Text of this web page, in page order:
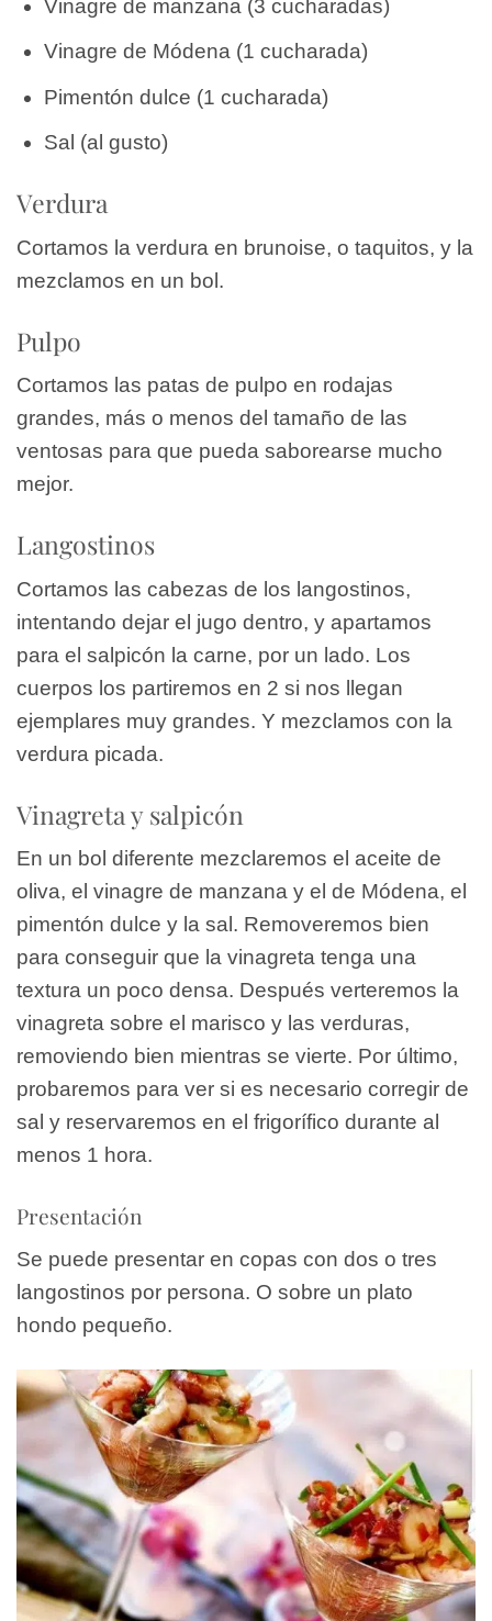
Vinagre de manzana (3 cucharadas)
Vinagre de Módena (1 cucharada)
Pimentón dulce (1 cucharada)
Sal (al gusto)
Verdura
Cortamos la verdura en brunoise, o taquitos, y la
mezclamos en un bol.
Pulpo
Cortamos las patas de pulpo en rodajas
grandes, más o menos del tamaño de las
ventosas para que pueda saborearse mucho
mejor.
Langostinos
Cortamos las cabezas de los langostinos,
intentando dejar el jugo dentro, y apartamos
para el salpicón la carne, por un lado. Los
cuerpos los partiremos en 2 si nos llegan
ejemplares muy grandes. Y mezclamos con la
verdura picada.
Vinagreta y salpicón
En un bol diferente mezclaremos el aceite de
oliva, el vinagre de manzana y el de Módena, el
pimentón dulce y la sal. Removeremos bien
para conseguir que la vinagreta tenga una
textura un poco densa. Después verteremos la
vinagreta sobre el marisco y las verduras,
removiendo bien mientras se vierte. Por último,
probaremos para ver si es necesario corregir de
sal y reservaremos en el frigorífico durante al
menos 1 hora.
Presentación
Se puede presentar en copas con dos o tres
langostinos por persona. O sobre un plato
hondo pequeño.